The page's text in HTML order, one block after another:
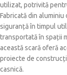
utilizat, potrivită
Fabricată din aluminiu
siguranță în timpul
transportată în spații
această scară oferă
proiecte de
casnică.